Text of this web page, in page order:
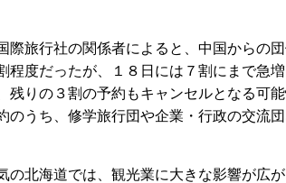
際旅行社の関係者によると、中国からの
程度だったが、１８日には７割にまで急
残りの３割の予約もキャンセルとなる可
のうち、修学旅行団や企業・行政の交流
の北海道では、観光業に大きな影響が広